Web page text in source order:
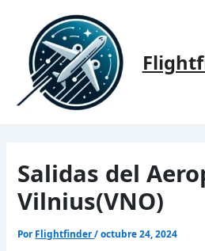
contenido
Salidas del
Vilnius(VNO)
Por Flightfinder/octubre 24, 2024